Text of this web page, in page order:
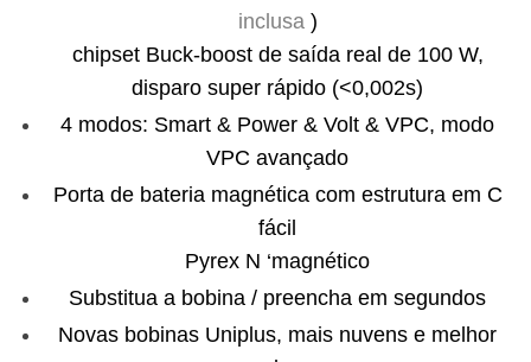
inclusa)
chipset Buck-boost de saída real de 100 W,
disparo super rápido (<0,002s)
4 modos: Smart & Power & Volt & VPC, modo
VPC avançado
Porta de bateria magnética com estrutura em C
fácil
Pyrex N ‘magnético
Substitua a bobina / preencha em segundos
Novas bobinas Uniplus, mais nuvens e melhor